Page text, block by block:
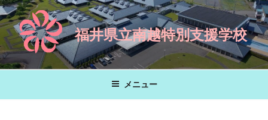
コ
ン
テ
ン
ツ
福井県立南越特別支援学校
メニュー